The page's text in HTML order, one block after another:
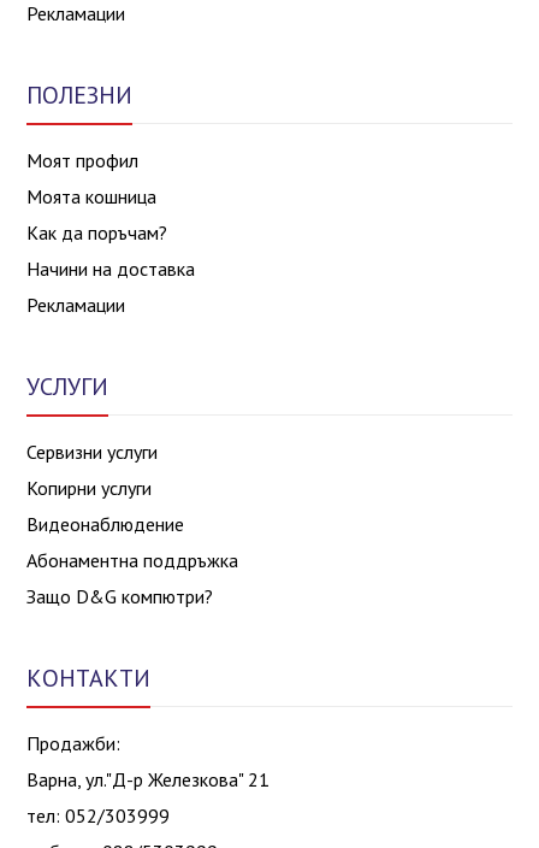
Рекламации
ПОЛЕЗНИ
Моят профил
Моята кошница
Как да поръчам?
Начини на доставка
Рекламации
УСЛУГИ
Сервизни услуги
Копирни услуги
Видеонаблюдение
Абонаментна поддръжка
Защо D&G компютри?
КОНТАКТИ
Продажби:
Варна, ул."Д-р Железкова" 21
тел: 052/303999